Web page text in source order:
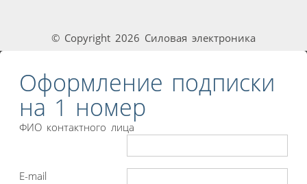
© Copyright 2026 Силовая электроника
Оформление подписки
на 1 номер
ФИО контактного лица
E-mail